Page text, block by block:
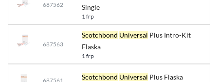
687562
Single
1 frp
687563
Scotchbond Universal Plus Intro-Kit
Flaska
1 frp
687561 Scotchbond Universal Plus Flaska